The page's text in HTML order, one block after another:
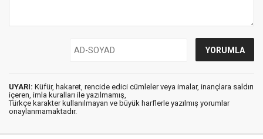
UYARI: Küfür, hakaret, rencide edici cümleler veya imalar, inançlara saldırı
içeren, imla kuralları ile yazılmamış,
Türkçe karakter kullanılmayan ve büyük harflerle yazılmış yorumlar
onaylanmamaktadır.